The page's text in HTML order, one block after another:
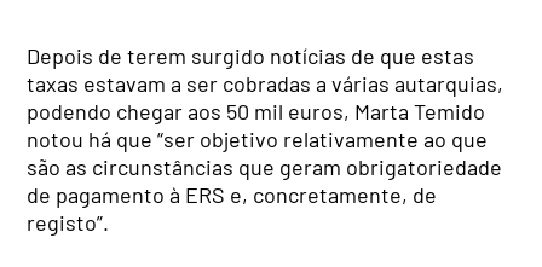
Depois de terem surgido notícias de que estas
taxas estavam a ser cobradas a várias autarquias,
podendo chegar aos 50 mil euros, Marta Temido
notou há que “ser objetivo relativamente ao que
são as circunstâncias que geram obrigatoriedade
de pagamento à ERS e, concretamente, de
registo”.